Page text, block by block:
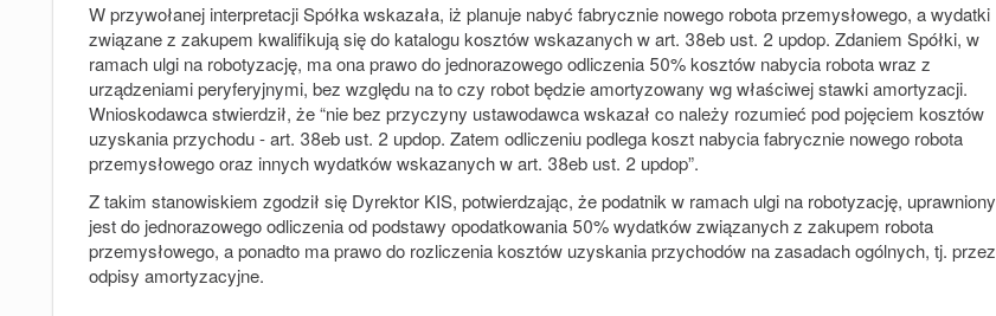
W przywołanej interpretacji Spółka wskazała, iż planuje nabyć fabrycznie nowego robota przemysłowego, a wydatki
związane z zakupem kwalifikują się do katalogu kosztów wskazanych w art. 38eb ust. 2 updop. Zdaniem Spółki, w
ramach ulgi na robotyzację, ma ona prawo do jednorazowego odliczenia 50% kosztów nabycia robota wraz z
urządzeniami peryferyjnymi, bez względu na to czy robot będzie amortyzowany wg właściwej stawki amortyzacji.
Wnioskodawca stwierdził, że “nie bez przyczyny ustawodawca wskazał co należy rozumieć pod pojęciem kosztów
uzyskania przychodu - art. 38eb ust. 2 updop. Zatem odliczeniu podlega koszt nabycia fabrycznie nowego robota
przemysłowego oraz innych wydatków wskazanych w art. 38eb ust. 2 updop”.
Z takim stanowiskiem zgodził się Dyrektor KIS, potwierdzając, że podatnik w ramach ulgi na robotyzację, uprawniony
jest do jednorazowegoodliczenia od podstawy opodatkowania 50% wydatków związanych z zakupem robota
przemysłowego, a ponadto ma prawo do rozliczenia kosztów uzyskania przychodów na zasadach ogólnych, tj. przez
odpisy amortyzacyjne.